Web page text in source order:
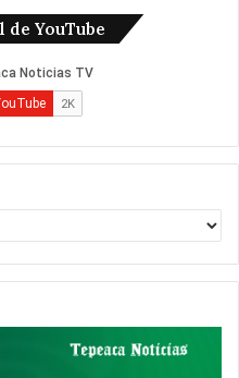
YouTube